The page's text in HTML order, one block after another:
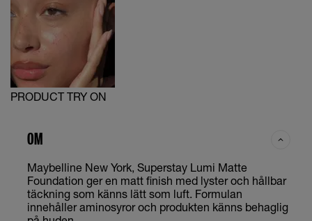
129 Neutral Cool Undertones
140 Warm Olive Undertones
337 Warm Undertones
367 Cool Untertones
400 Cool Untertones
PRODUCT TRY ON
OM
Maybelline New York, Superstay Lumi Matte
Foundation ger en matt finish med lyster och hållbar
täckning som känns lätt som luft. Formulan
innehåller aminosyror och produkten känns behaglig